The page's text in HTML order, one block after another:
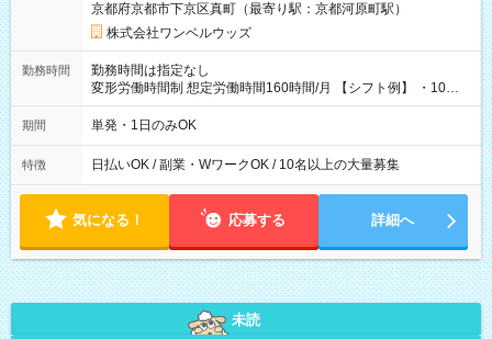
京都府京都市下京区真町（最寄り駅：京都河原町駅）
株式会社ワンベルウッズ
勤務時間
勤務時間は指定なし
変形労働時間制 想定労働時間160時間/月 【シフト例】 ・10：
00～20：00
期間 単発・1日のみOK
特徴 日払いOK / 副業・WワークOK / 10名以上の大量募集
気になる！ 応募する 詳細へ
未読